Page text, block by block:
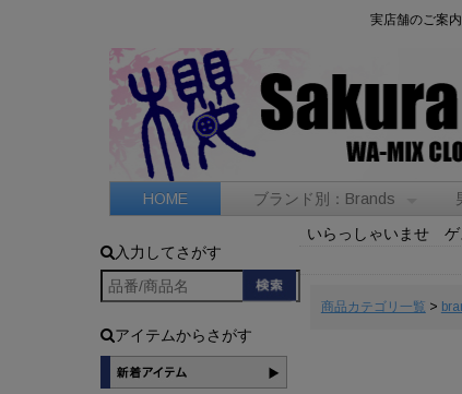
実店舗のご案内
HOME ブランド別：Brands
入力してさがす
アイテムからさがす
いらっしゃいませ ゲ
商品カテゴリ一覧 >